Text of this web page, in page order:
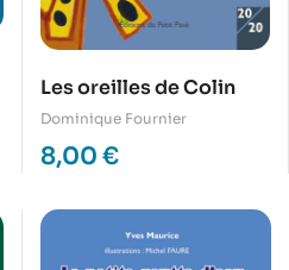
Les oreilles de Colin
Dominique Fournier
8,00 €